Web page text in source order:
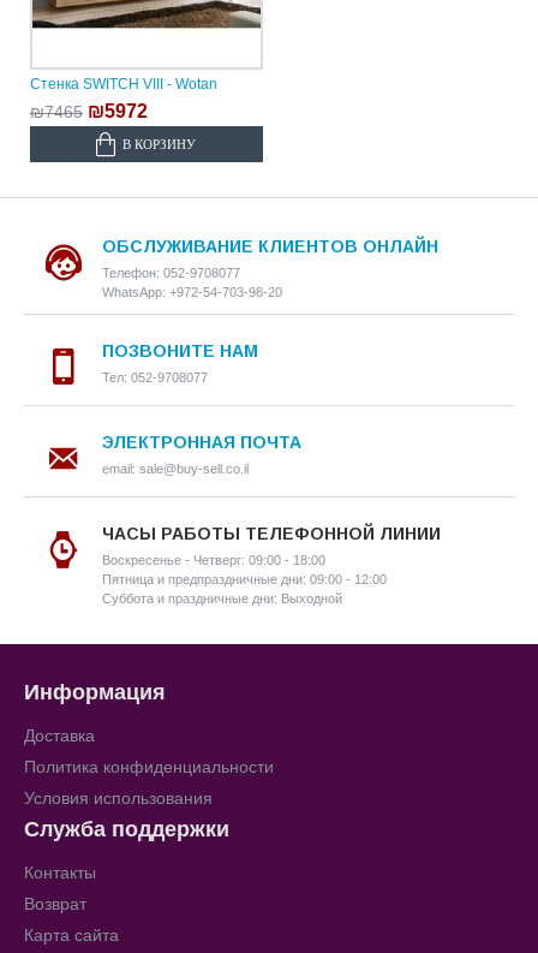
Стенка SWITCH VIII - Wotan
₪7465 ₪5972
В КОРЗИНУ
ОБСЛУЖИВАНИЕ КЛИЕНТОВ ОНЛАЙН
Телефон: 052-9708077
WhatsApp: +972-54-703-98-20
ПОЗВОНИТЕ НАМ
Тел: 052-9708077
ЭЛЕКТРОННАЯ ПОЧТА
email: sale@buy-sell.co.il
ЧАСЫ РАБОТЫ ТЕЛЕФОННОЙ ЛИНИИ
Воскресенье - Четверг: 09:00 - 18:00
Пятница и предпраздничные дни: 09:00 - 12:00
Суббота и праздничные дни: Выходной
Информация
Доставка
Политика конфиденциальности
Условия использования
Служба поддержки
Контакты
Возврат
Карта сайта